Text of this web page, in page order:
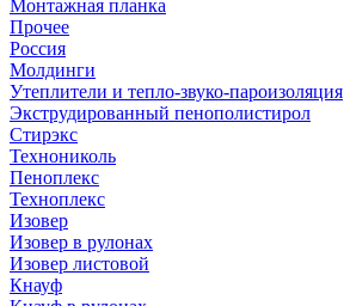
Монтажная планка
Прочее
Россия
Молдинги
Утеплители и тепло-звуко-пароизоляция
Экструдированный пенополистирол
Стирэкс
Технониколь
Пеноплекс
Техноплекс
Изовер
Изовер в рулонах
Изовер листовой
Кнауф